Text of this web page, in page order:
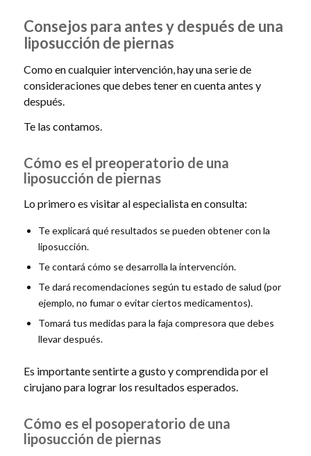
Consejos para antes y después de una
liposucción de piernas
Como en cualquier intervención, hay una serie de
consideraciones que debes tener en cuenta antes y
después.
Te las contamos.
Cómo es el preoperatorio de una
liposucción de piernas
Lo primero es visitar al especialista en consulta:
Te explicará qué resultados se pueden obtener con la
liposucción.
Te contará cómo se desarrolla la intervención.
Te dará recomendaciones según tu estado de salud (por
ejemplo, no fumar o evitar ciertos medicamentos).
Tomará tus medidas para la faja compresora que debes
llevar después.
Es importante sentirte a gusto y comprendida por el
cirujano para lograr los resultados esperados.
Cómo es el posoperatorio de una
liposucción de piernas